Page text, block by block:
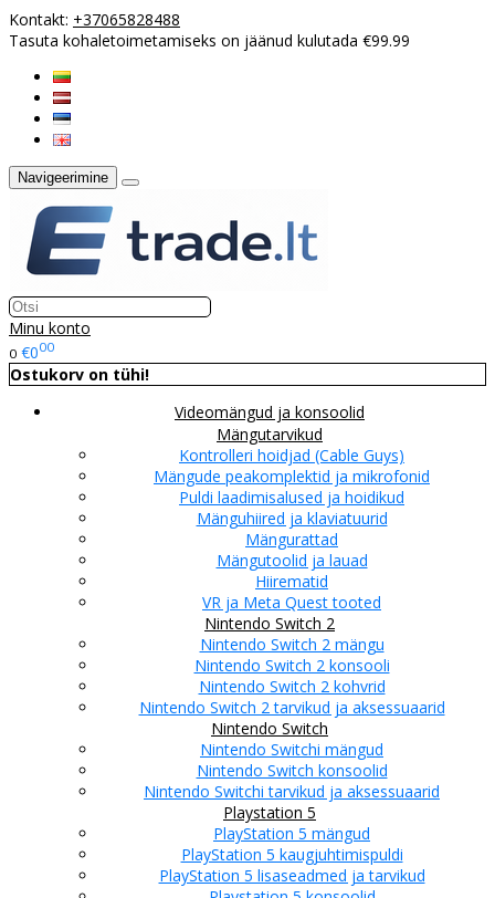
Kontakt: +37065828488
Tasuta kohaletoimetamiseks on jäänud kulutada €99.99
Navigeerimine
Minu konto
0 €000
Ostukorv on tühi!
Videomängud ja konsoolid
Mängutarvikud
Kontrolleri hoidjad (Cable Guys)
Mängude peakomplektid ja mikrofonid
Puldi laadimisalused ja hoidikud
Mänguhiired ja klaviatuurid
Mängurattad
Mängutoolid ja lauad
Hiirematid
VR ja Meta Quest tooted
Nintendo Switch 2
Nintendo Switch 2 mängu
Nintendo Switch 2 konsooli
Nintendo Switch 2 kohvrid
Nintendo Switch 2 tarvikud ja aksessuaarid
Nintendo Switch
Nintendo Switchi mängud
Nintendo Switch konsoolid
Nintendo Switchi tarvikud ja aksessuaarid
Playstation 5
PlayStation 5 mängud
PlayStation 5 kaugjuhtimispuldi
PlayStation 5 lisaseadmed ja tarvikud